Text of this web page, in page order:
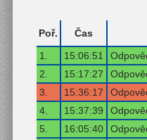
Poř.
Čas
1.
15:06:51
2.
15:17:27
3.
15:36:17
4.
15:37:39
5.
16:05:40